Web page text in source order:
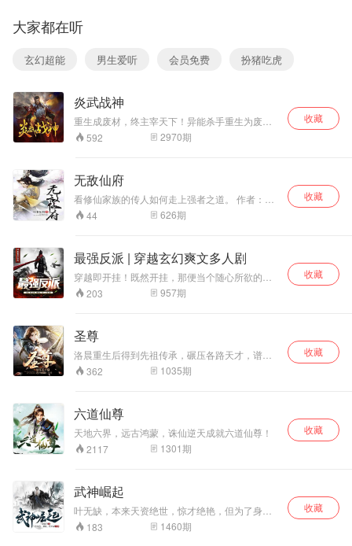
大家都在听
玄幻超能 男生爱听 会员免费 扮猪吃虎
炎武战神
重生成废材，终主宰天下！异能杀手重生为废材
少年，得毒王传承，练就绝世毒功；持残血之
剑，吞噬无尽强敌；修炎武战诀，锤炼强霸战
宇！ 作者：xiao少爷 播者：王道森、慕诚
592 2970期
收藏
无敌仙府
看修仙家族的传人如何走上强者之道。 作者：往
事如风 演播：潇洒人生
44 626期
收藏
最强反派 | 穿越玄幻爽文多人剧
穿越即开挂！既然开挂，那便当个随心所欲的大
反派！
203 957期
收藏
圣尊
洛晨重生后得到先祖传承，碾压各路天才，谱写
不败神话。【付费精品】
362 1035期
收藏
六道仙尊
天地六界，远古鸿蒙，诛仙逆天成就六道仙尊！
2117
1301期
收藏
武神崛起
叶无缺，本来天资绝世，惊才绝艳，但为了身世
之谜甘愿寂灭，装成废物凝练斗战圣法本源，整
整十年！ 如今十年期满，真龙归来！ 一条碾压无
183 1460期
收藏